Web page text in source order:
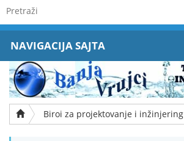
NAVIGACIJA SAJTA
Biroi za projektovanje i inžinjering